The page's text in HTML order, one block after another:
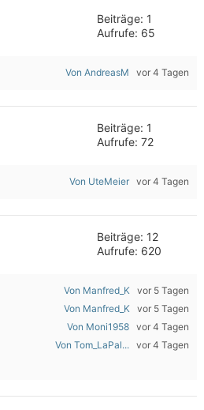
Beiträge: 1
Aufrufe: 65
Von AndreasM vor 4 Tagen
Beiträge: 1
Aufrufe: 72
Von UteMeier vor 4 Tagen
Beiträge: 12
Aufrufe: 620
Von Manfred_K vor 5 Tagen
Von Manfred_K vor 5 Tagen
Von Moni1958 vor 4 Tagen
Von Tom_LaPal... vor 4 Tagen